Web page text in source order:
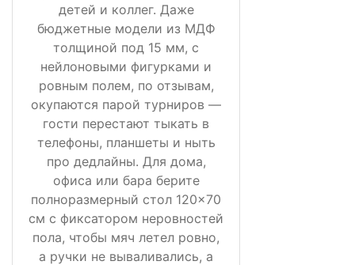
детей и коллег. Даже
бюджетные модели из МДФ
толщиной под 15 мм, с
нейлоновыми фигурками и
ровным полем, по отзывам,
окупаются парой турниров —
гости перестают тыкать в
телефоны, планшеты и ныть
про дедлайны. Для дома,
офиса или бара берите
полноразмерный стол 120×70
см с фиксатором неровностей
пола, чтобы мяч летел ровно,
а ручки не вываливались, а